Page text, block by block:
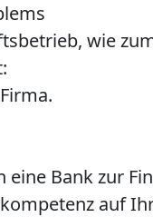
wie
Bank zur
auf